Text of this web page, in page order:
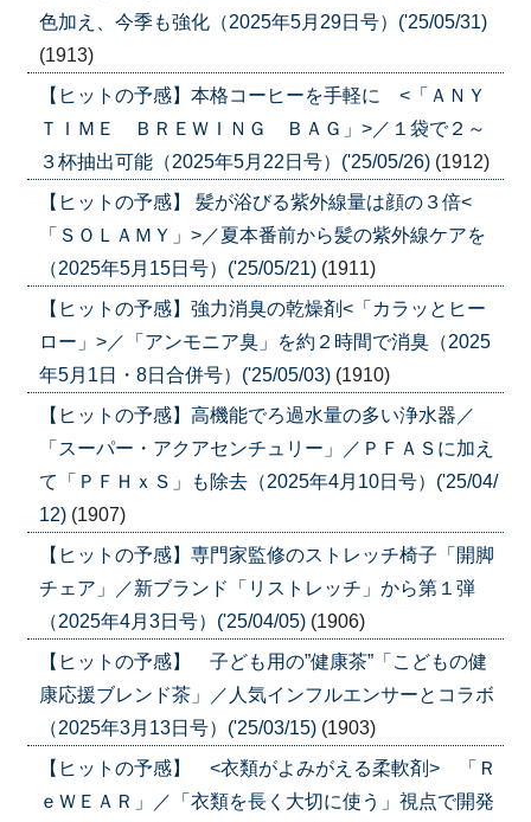
色加え、今季も強化（2025年5月29日号）('25/05/31)
(1913)
【ヒットの予感】本格コーヒーを手軽に <「ＡＮＹ
ＴＩＭＥ ＢＲＥＷＩＮＧ ＢＡＧ」>／１袋で２～
３杯抽出可能（2025年5月22日号）('25/05/26) (1912)
【ヒットの予感】 髪が浴びる紫外線量は顔の３倍<
「ＳＯＬＡＭＹ」>／夏本番前から髪の紫外線ケアを
（2025年5月15日号）('25/05/21) (1911)
【ヒットの予感】強力消臭の乾燥剤<「カラッとヒー
ロー」>／「アンモニア臭」を約２時間で消臭（2025
年5月1日・8日合併号）('25/05/03) (1910)
【ヒットの予感】高機能でろ過水量の多い浄水器／
「スーパー・アクアセンチュリー」／ＰＦＡＳに加え
て「ＰＦＨｘＳ」も除去（2025年4月10日号）('25/04/
12) (1907)
【ヒットの予感】専門家監修のストレッチ椅子「開脚
チェア」／新ブランド「リストレッチ」から第１弾
（2025年4月3日号）('25/04/05) (1906)
【ヒットの予感】 子ども用の”健康茶”「こどもの健
康応援ブレンド茶」／人気インフルエンサーとコラボ
（2025年3月13日号）('25/03/15) (1903)
【ヒットの予感】 <衣類がよみがえる柔軟剤> 「Ｒ
ｅＷＥＡＲ」／「衣類を長く大切に使う」視点で開発